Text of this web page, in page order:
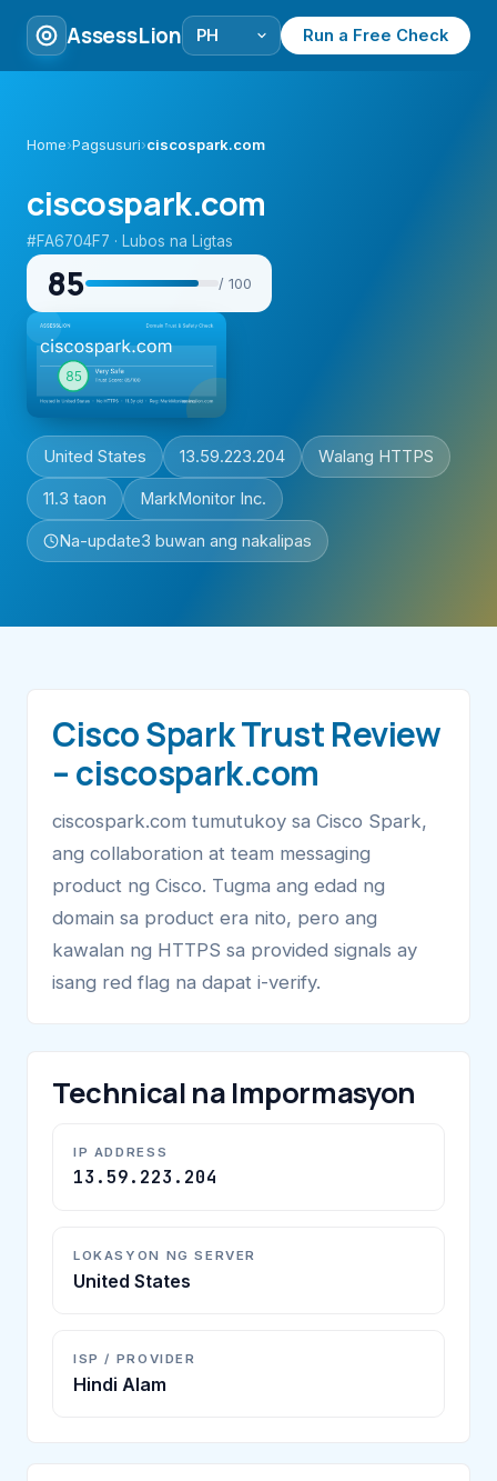
AssessLion Run a Free Check
Home›Pagsusuri›ciscospark.com
ciscospark.com
#FA6704F7 · Lubos na Ligtas
85 / 100
United States 13.59.223.204 Walang HTTPS
11.3 taon MarkMonitor Inc.
Na-update3 buwan ang nakalipas
Cisco Spark Trust Review
– ciscospark.com
ciscospark.com tumutukoy sa Cisco Spark,
ang collaboration at team messaging
product ng Cisco. Tugma ang edad ng
domain sa product era nito, pero ang
kawalan ng HTTPS sa provided signals ay
isang red flag na dapat i-verify.
Technical na Impormasyon
IP ADDRESS
13.59.223.204
LOKASYON NG SERVER
United States
ISP / PROVIDER
Hindi Alam